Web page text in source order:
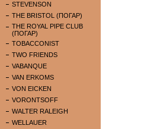
STEVENSON
THE BRISTOL (ПОГАР)
THE ROYAL PIPE CLUB
(ПОГАР)
TOBACCONIST
TWO FRIENDS
VABANQUE
VAN ERKOMS
VON EICKEN
VORONTSOFF
WALTER RALEIGH
WELLAUER